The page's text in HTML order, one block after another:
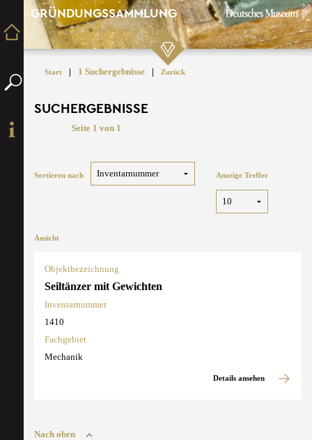
GRÜNDUNGSSAMMLUNG
Start | 1 Suchergebnisse | Zurück
SUCHERGEBNISSE
Seite 1 von 1
Sortieren nach Anzeige Treffer
Ansicht
Objektbezeichnung
Seiltänzer mit Gewichten
Inventarnummer
1410
Fachgebiet
Mechanik
Details ansehen
Nach oben